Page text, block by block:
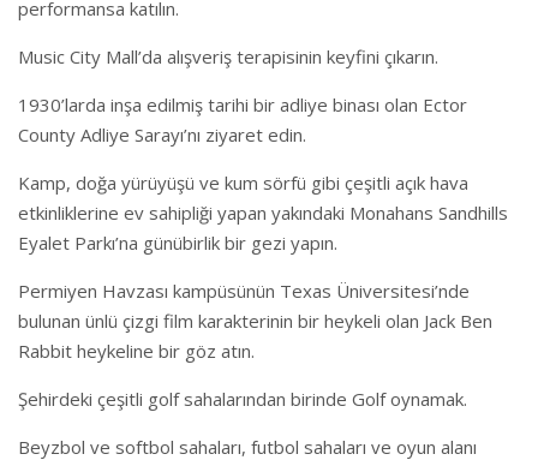
performansa katılın.
Music City Mall’da alışveriş terapisinin keyfini çıkarın.
1930’larda inşa edilmiş tarihi bir adliye binası olan Ector
County Adliye Sarayı’nı ziyaret edin.
Kamp, doğa yürüyüşü ve kum sörfü gibi çeşitli açık hava
etkinliklerine ev sahipliği yapan yakındaki Monahans Sandhills
Eyalet Parkı’na günübirlik bir gezi yapın.
Permiyen Havzası kampüsünün Texas Üniversitesi’nde
bulunan ünlü çizgi film karakterinin bir heykeli olan Jack Ben
Rabbit heykeline bir göz atın.
Şehirdeki çeşitli golf sahalarından birinde Golf oynamak.
Beyzbol ve softbol sahaları, futbol sahaları ve oyun alanı